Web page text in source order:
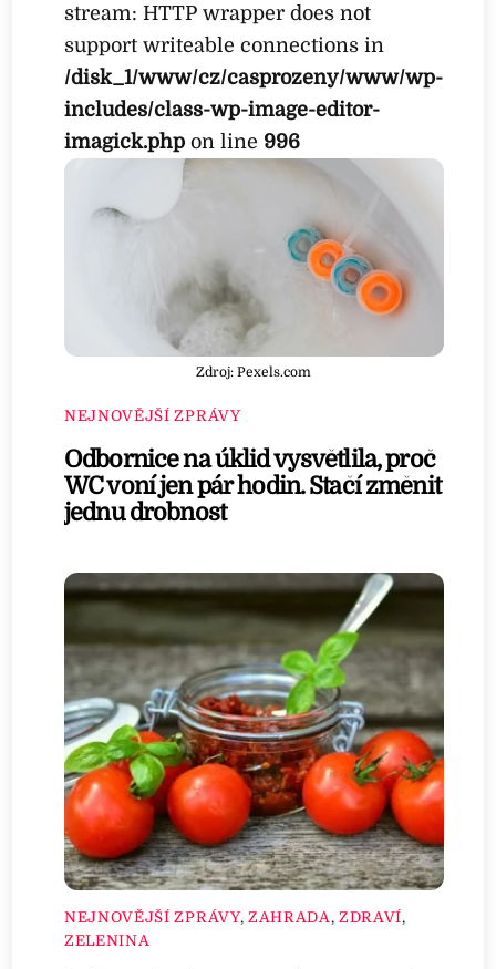
stream: HTTP wrapper does not
support writeable connections in
/disk_1/www/cz/casprozeny/www/wp-
includes/class-wp-image-editor-
imagick.php on line 996
Zdroj: Pexels.com
NEJNOVĚJŠÍ ZPRÁVY
Odbornice na úklid vysvětlila, proč
WC voní jen pár hodin. Stačí změnit
jednu drobnost
NEJNOVĚJŠÍ ZPRÁVY, ZAHRADA, ZDRAVÍ,
ZELENINA